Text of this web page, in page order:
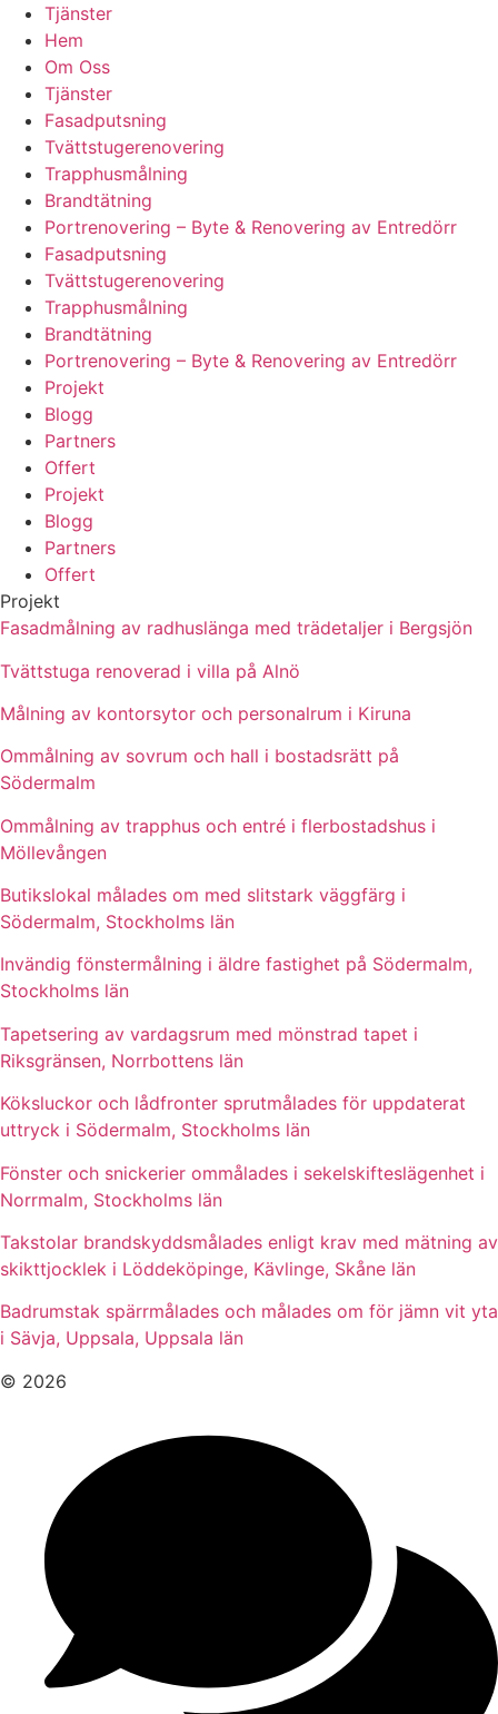
Tjänster
Hem
Om Oss
Tjänster
Fasadputsning
Tvättstugerenovering
Trapphusmålning
Brandtätning
Portrenovering – Byte & Renovering av Entredörr
Fasadputsning
Tvättstugerenovering
Trapphusmålning
Brandtätning
Portrenovering – Byte & Renovering av Entredörr
Projekt
Blogg
Partners
Offert
Projekt
Blogg
Partners
Offert
Projekt
Fasadmålning av radhuslänga med trädetaljer i Bergsjön
Tvättstuga renoverad i villa på Alnö
Målning av kontorsytor och personalrum i Kiruna
Ommålning av sovrum och hall i bostadsrätt på
Södermalm
Ommålning av trapphus och entré i flerbostadshus i
Möllevången
Butikslokal målades om med slitstark väggfärg i
Södermalm, Stockholms län
Invändig fönstermålning i äldre fastighet på Södermalm,
Stockholms län
Tapetsering av vardagsrum med mönstrad tapet i
Riksgränsen, Norrbottens län
Köksluckor och lådfronter sprutmålades för uppdaterat
uttryck i Södermalm, Stockholms län
Fönster och snickerier ommålades i sekelskifteslägenhet i
Norrmalm, Stockholms län
Takstolar brandskyddsmålades enligt krav med mätning av
skikttjocklek i Löddeköpinge, Kävlinge, Skåne län
Badrumstak spärrmålades och målades om för jämn vit yta
i Sävja, Uppsala, Uppsala län
© 2026